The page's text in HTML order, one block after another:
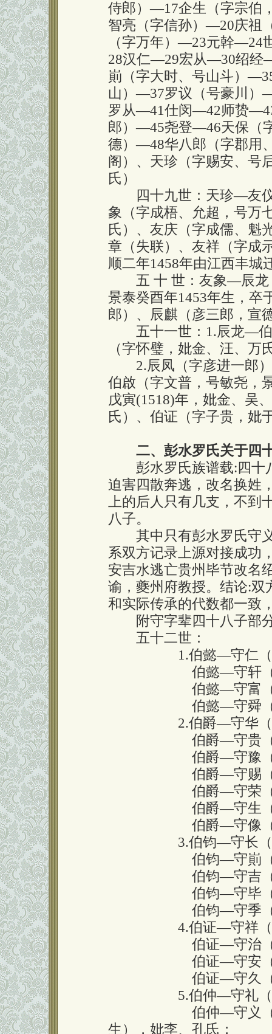
侍郎）—17企生（字宗伯
智亮（字信孙）—20庆祖
（字万年）—23元幹
28汉仁—29宏从—30绍
崱（字大时、号山斗）
山）—37罗议（号豪川
罗从—41仕闵—42师贽
郎）—45尧登—46天保（
德）—48华八郎（字郡用
阁）、天珍（字赐安、号
氏）
四十九世：天珍—友仪
象（字成梧、允超，号万
氏）、友庆（字成儒、魁
章（失联）、友祥（字成
顺二年1458年由江西丰城
五 十 世：友象—辰龙
景泰癸酉年1453年生，卒
郎）、辰麒（彦三郎，宣
五十一世：1.辰龙—伯
（字怀璧，妣金、汪、万
2.辰凤（字彦进一郎）
伯啟（字文普，号敏尧，
戊寅(1518)年，妣金、吴
氏）、伯证（字子贵，妣
二、彭水罗氏关于四
彭水罗氏族谱载:四十
迫害四散奔逃，改名换姓
上的后人只有几支，不到
八子。
其中只有彭水罗氏守义
系双方记录上源对接成功
安吉水逃亡贵州毕节改名
谕，夔州府教授。结论:双
和实际传承的代数都一致
附守字辈四十八子部
五十二世：
1.伯懿—守仁（公
伯懿—守轩（公耀
伯懿—守富（公簊
伯懿—守舜（公全
2.伯爵—守华（公元
伯爵—守贵（公虚
伯爵—守豫（公梳
伯爵—守赐（公堤
伯爵—守荣（公室
伯爵—守生（公孙
伯爵—守像（公林
3.伯钧—守长（公奎
伯钧—守崱（公会
伯钧—守吉（公底
伯钧—守毕（公华
伯钧—守季（公椿
4.伯证—守祥（公心
伯证—守治（公鬼
伯证—守安（公星
伯证—守久（公盟
5.伯仲—守礼（公璋
伯仲—守义（公松
生），妣李、孔氏；